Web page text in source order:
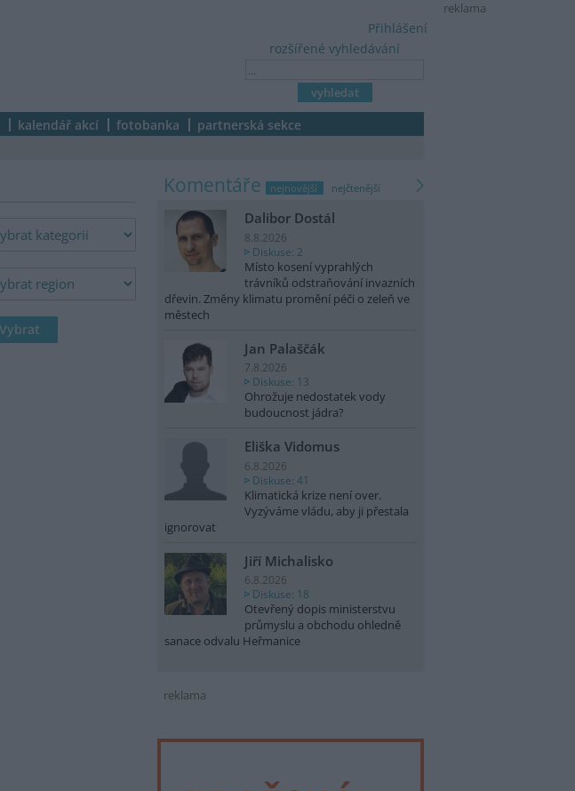
reklama
rozšířené vyhledávání
Přihlášení
kalendář akcí fotobanka partnerská sekce
komentáře nejnovější nejčtenější
Dalibor Dostál
8.8.2026
Diskuse: 2
Místo kosení vyprahlých
trávníků odstraňování invazních
dřevin. Změny klimatu promění péči o zeleň ve
městech
Jan Palaščák
7.8.2026
Diskuse: 13
Ohrožuje nedostatek vody
budoucnost jádra?
Eliška Vidomus
6.8.2026
Diskuse: 41
Klimatická krize není over.
Vyzýváme vládu, aby ji přestala
ignorovat
Jiří Michalisko
6.8.2026
Diskuse: 18
Otevřený dopis ministerstvu
průmyslu a obchodu ohledně
sanace odvalu Heřmanice
reklama